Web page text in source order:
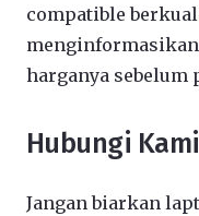
compatible
harganya sebelum
Hubungi
Jangan biarkan